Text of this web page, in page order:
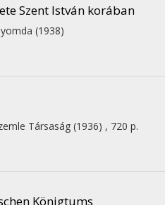
Szent István korában
(1938)
Társaság (1936) , 720 p.
Königtums